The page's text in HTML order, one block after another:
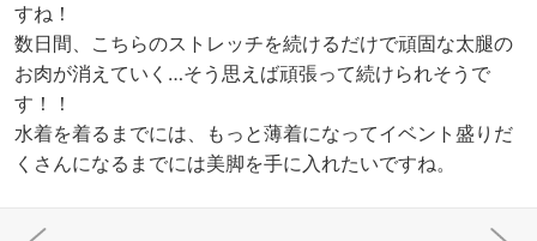
すね！
数日間、こちらのストレッチを続けるだけで頑固な太腿の
お肉が消えていく…そう思えば頑張って続けられそうで
す！！
水着を着るまでには、もっと薄着になってイベント盛りだ
くさんになるまでには美脚を手に入れたいですね。